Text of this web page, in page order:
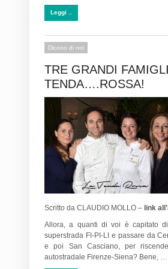
Leggi ..
Dicono di noi
TRE GRANDI
TENDA….ROSSA!
Scritto da CLAUDIO MOLLO – link
Allora, a quanti di voi è capitato
superstrada FI-PI-LI e passare da
e poi San Casciano, per
autostradale Firenze-Siena? Bene, …